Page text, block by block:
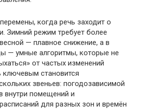
когда речь заходит о
Зимний режим требует более
— плавное снижение, а в
— умные алгоритмы, которые не
от частых изменений
ключевым становится
звеньев: погодозависимой
внутри помещений и
для разных зон и времён